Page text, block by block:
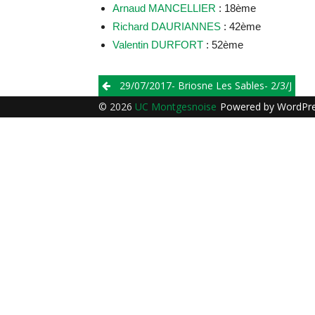
Arnaud MANCELLIER : 18ème
Richard DAURIANNES : 42ème
Valentin DURFORT : 52ème
Post
navigation
29/07/2017- Briosne Les Sables- 2/3/j
© 2026 UC Montgesnoise Powered by